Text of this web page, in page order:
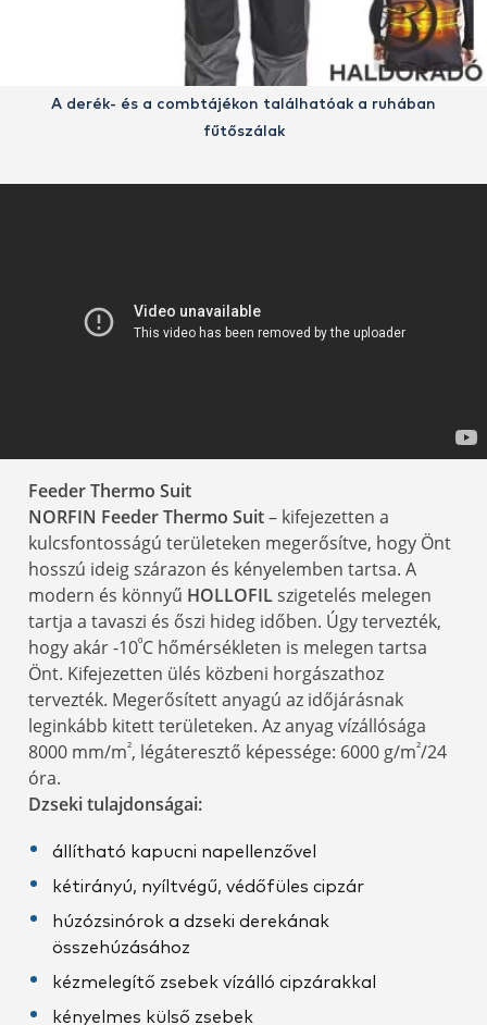
A derék- és a combtájékon találhatóak a ruhában
fűtőszálak
Feeder Thermo Suit
NORFIN Feeder Thermo Suit– kifejezetten a
kulcsfontosságú területeken megerősítve, hogy Önt
hosszú ideig szárazon és kényelemben tartsa. A
modern és könnyű HOLLOFILszigetelés melegen
tartja a tavaszi és őszi hideg időben. Úgy tervezték,
hogy akár -10⁰C hőmérsékleten is melegen tartsa
Önt. Kifejezetten ülés közbeni horgászathoz
tervezték. Megerősített anyagú az időjárásnak
leginkább kitett területeken. Az anyag vízállósága
8000 mm/m², légáteresztő képessége: 6000 g/m²/24
óra.
Dzseki tulajdonságai:
állítható kapucni napellenzővel
kétirányú, nyíltvégű, védőfüles cipzár
húzózsinórok a dzseki derekának
összehúzásához
kézmelegítő zsebek vízálló cipzárakkal
kényelmes külső zsebek